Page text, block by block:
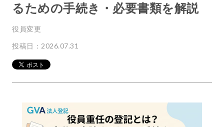
るための手続き・必要書類を解説
役員変更
投稿日：2026.07.31